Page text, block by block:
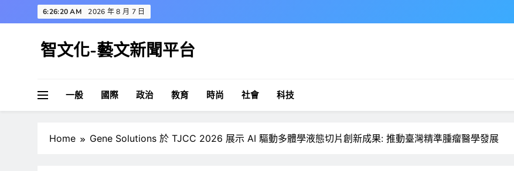
to
6:26:21 AM 2026 年 8 月 7 日
智文化-藝文新聞平台
一般 國際 政治 教育 時尚 社會 科技
Home Gene Solutions 於 TJCC 2026 展示 AI 驅動多體學液態切片創新成果: 推動臺灣精準腫瘤醫學發展